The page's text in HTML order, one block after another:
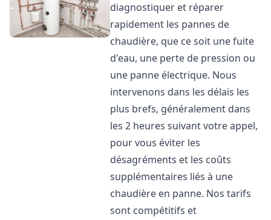
diagnostiquer et réparer
rapidement les pannes de
chaudière, que ce soit une fuite
d'eau, une perte de pression ou
une panne électrique. Nous
intervenons dans les délais les
plus brefs, généralement dans
les 2 heures suivant votre appel,
pour vous éviter les
désagréments et les coûts
supplémentaires liés à une
chaudière en panne. Nos tarifs
sont compétitifs et